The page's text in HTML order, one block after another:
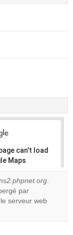
can't load
Maps
this
OK
.
par
serveur web